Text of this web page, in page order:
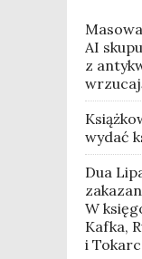
AI
z
wydać
Dua
W
Kafka,
i